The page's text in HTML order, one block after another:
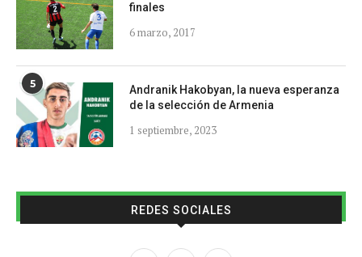
finales
6 marzo, 2017
5
Andranik Hakobyan, la nueva esperanza
de la selección de Armenia
1 septiembre, 2023
REDES SOCIALES